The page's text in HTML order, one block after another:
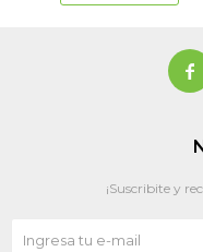

¡Suscribite y